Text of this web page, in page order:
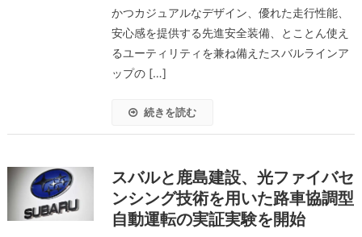
かつカジュアルなデザイン、優れた走行性能、
安心感を提供する先進安全装備、とことん使え
るユーティリティを兼ね備えたスバルラインア
ップの […]
続きを読む
スバルと鹿島建設、光ファイバセ
ンシング技術を用いた路車協調型
自動運転の実証実験を開始